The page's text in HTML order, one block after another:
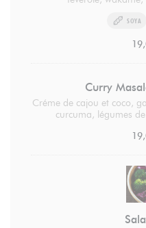
SOYA
Curry
Créme de cajou et coco,
curcuma, légumes